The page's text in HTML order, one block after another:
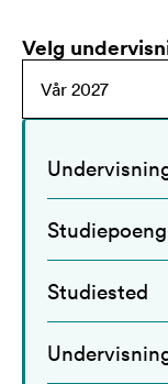
Velg
Studiepoeng
Studiested